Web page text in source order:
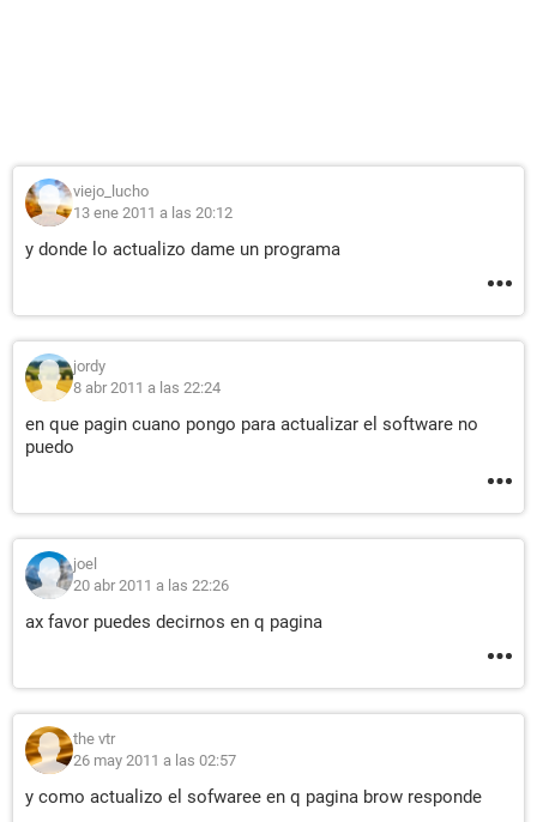
viejo_lucho
13 ene 2011 a las 20:12
y donde lo actualizo dame un programa
jordy
8 abr 2011 a las 22:24
en que pagin cuano pongo para actualizar el software no
puedo
joel
20 abr 2011 a las 22:26
ax favor puedes decirnos en q pagina
the vtr
26 may 2011 a las 02:57
y como actualizo el sofwaree en q pagina brow responde